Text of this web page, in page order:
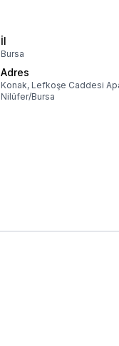
İl
Bursa
Adres
Konak, Lefkoşe Caddesi
Nilüfer/Bursa